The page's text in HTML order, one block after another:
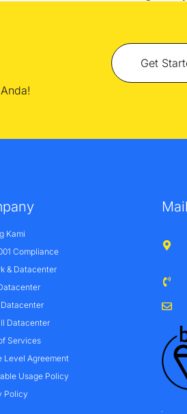
Get
Kami
Compliance
& Datacenter
Datacenter
Datacenter
Services
Level Agreement
Usage Policy
Policy